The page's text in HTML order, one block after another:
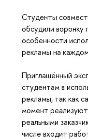
Студенты
обсудили воронку
особенности
рекламы на
Приглашённый
студентам в
рекламы, так как
момент
реальными
числе входит